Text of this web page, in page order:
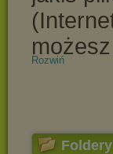
Rozwiń
Foldery